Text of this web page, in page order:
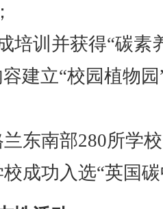
培训并获得“碳素
建立“校园植物
东南部280所学
成功入选“英国